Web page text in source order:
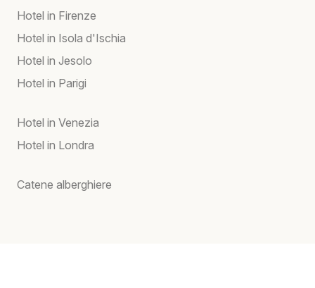
Hotel in Firenze
Hotel in Isola d'Ischia
Hotel in Jesolo
Hotel in Parigi
Hotel in Venezia
Hotel in Londra
Catene alberghiere